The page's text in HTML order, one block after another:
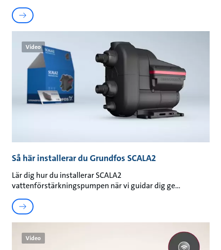
Video
Så här installerar du Grundfos SCALA2
Lär dig hur du installerar SCALA2
vattenförstärkningspumpen när vi guidar dig ge
Video